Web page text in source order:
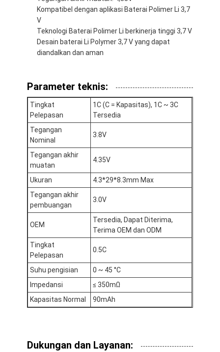
Kompatibel dengan aplikasi Baterai Polimer Li 3,7
V
Teknologi Baterai Polimer Li berkinerja tinggi 3,7 V
Desain baterai Li Polymer 3,7 V yang dapat
diandalkan dan aman
Parameter teknis:
Tingkat
Pelepasan
1C (C = Kapasitas), 1C ~ 3C
Tersedia
Tegangan
Nominal
3.8V
Tegangan akhir
muatan
4.35V
Ukuran
4.3*29*8.3mm Max
Tegangan akhir
pembuangan
3.0V
OEM
Tersedia, Dapat Diterima,
Terima OEM dan ODM
Tingkat
Pelepasan
0.5C
Suhu pengisian
0 ~ 45 °C
Impedansi
≤ 350mΩ
Kapasitas Normal
90mAh
Dukungan dan Layanan: